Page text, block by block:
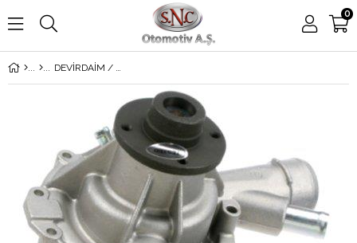
0
DEVİRDAİM / SU POMPASI 203-210 111